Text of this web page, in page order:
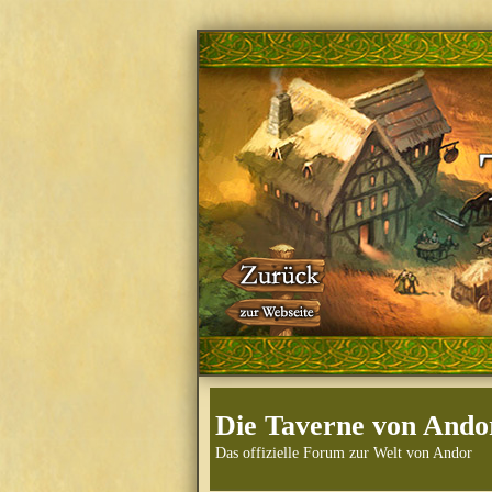
Die Taverne von
Das offizielle Forum zur Welt von Andor